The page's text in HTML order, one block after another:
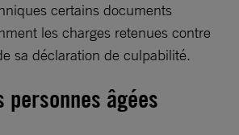
certains documents
les charges retenues contre
sa déclaration de culpabilité.
personnes âgées